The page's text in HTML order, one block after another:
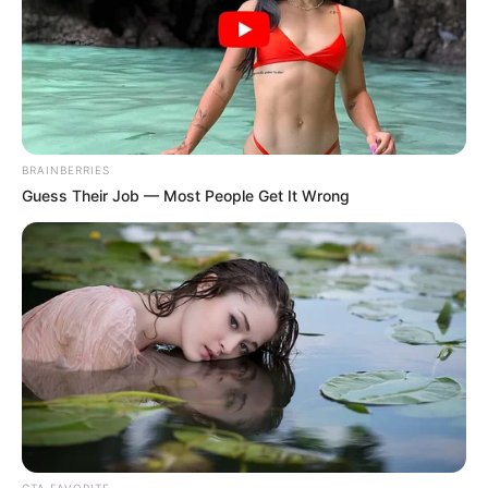
Το χρονικό της συγκάλυψης
του κατασκευασμένου σε
εργαστήριο ιού COVID-19
Η Ρωσία κινητοποίησε το
πυρηνικό υποβρύχιο «K-329
Belgorod» για να δοκιμάσει
την...
ΕΠΙΚΟΙΝΩΝΙΑ ΑΝΩΘΕΝ. ΠΩΣ ΓΙΝΕΤΑΙ.
BRAINBERRIES
Guess Their Job — Most People Get It Wrong